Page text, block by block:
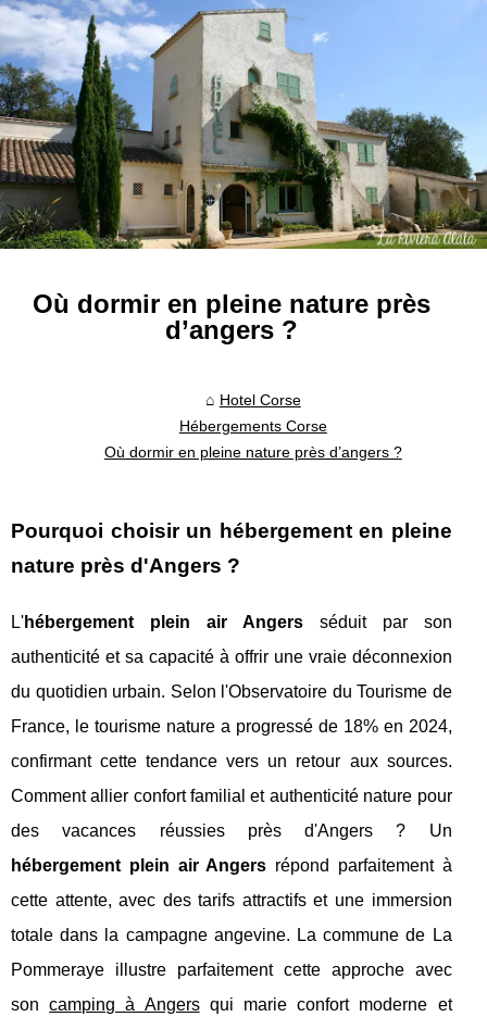
Où dormir en pleine nature près
d’angers ?
Hotel Corse
Hébergements Corse
Où dormir en pleine nature près d’angers ?
Pourquoi choisir un hébergement en pleine
nature près d'Angers ?
L'hébergement plein air Angersséduit par son
authenticité et sa capacité à offrir une vraie déconnexion
du quotidien urbain. Selon l'Observatoire du Tourisme de
France, le tourisme nature a progressé de 18% en 2024,
confirmant cette tendance vers un retour aux sources.
Comment allier confort familial et authenticité nature pour
des vacances réussies près d'Angers ? Un
hébergement plein air Angers répond parfaitement à
cette attente, avec des tarifs attractifs et une immersion
totale dans la campagne angevine. La commune de La
Pommeraye illustre parfaitement cette approche avec
soncamping à Angersqui marie confort moderne et